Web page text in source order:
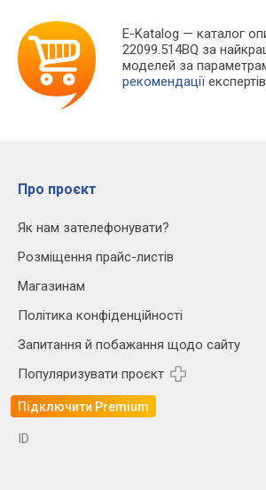
E-Katalog — каталог
22099.514BQ за
моделей за
рекомендації
Про проєкт
Як нам зателефонувати?
Розміщення прайс-листів
Магазинам
Політика конфіденційності
Запитання й побажання щодо сайту
Популяризувати проєкт
Підключити Premium
ID